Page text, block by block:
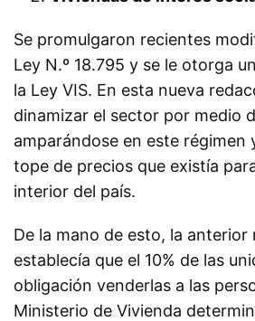
Se promulgaron recientes
Ley N.º 18.795 y se le otorga
la Ley VIS. En esta nueva
dinamizar el sector por medio
amparándose en este régimen
tope de precios que existía
interior del país.
De la mano de esto, la anterior
establecía que el 10% de las
obligación venderlas a las
Ministerio de Vivienda